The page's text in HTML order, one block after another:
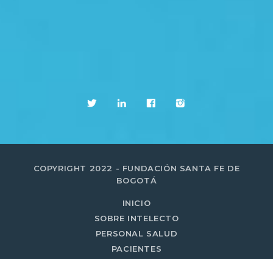
COPYRIGHT 2022 - FUNDACIÓN SANTA FE DE
BOGOTÁ
INICIO
SOBRE INTELECTO
PERSONAL SALUD
PACIENTES